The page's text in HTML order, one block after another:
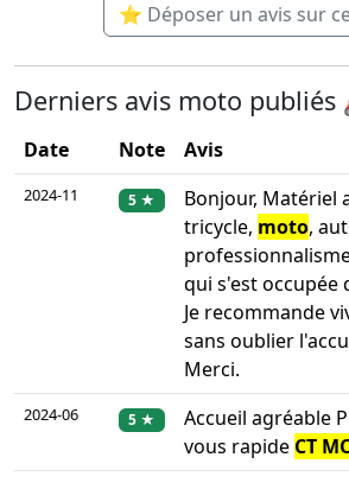
⭐ Déposer un avis sur
Derniers avis moto
Date Note Avis
2024-11 5 ★
Bonjour, Matériel
tricycle, moto,
qui s'est occupée
Je recommande
sans oublier
Merci.
2024-06 5 ★
Accueil agréable
vous rapide CT